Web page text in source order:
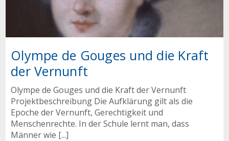
Olympe de Gouges und die Kraft
der Vernunft
Olympe de Gouges und die Kraft der Vernunft
Projektbeschreibung Die Aufklärung gilt als die
Epoche der Vernunft, Gerechtigkeit und
Menschenrechte. In der Schule lernt man, dass
Männer wie [...]